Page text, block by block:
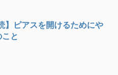
】ピアスを開けるためにや
と